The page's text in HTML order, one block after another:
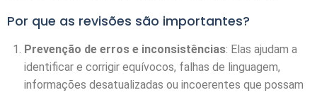
Por que as revisões são importantes?
Prevenção de erros e inconsistências: Elas ajudam a
identificar e corrigir equívocos, falhas de linguagem,
informações desatualizadas ou incoerentes que possam